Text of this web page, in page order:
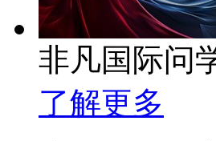
非凡国际问
了解更多